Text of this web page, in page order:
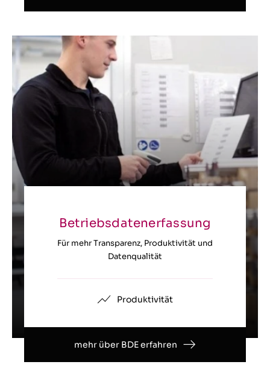
Betriebsdatenerfassung
Für mehr Transparenz, Produktivität und
Datenqualität
Produktivität
mehr über BDE erfahren